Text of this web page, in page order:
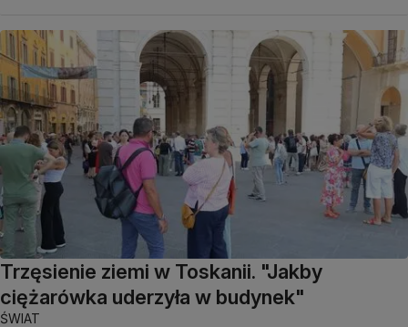
Trzęsienie ziemi w Toskanii. "Jakby
ciężarówka uderzyła w budynek"
ŚWIAT